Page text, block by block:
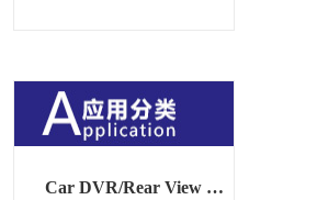
Car DVR/Rear View Mirror